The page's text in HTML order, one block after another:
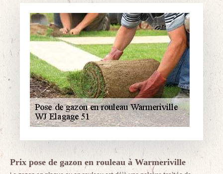
Prix pose de gazon en rouleau à Warmeriville